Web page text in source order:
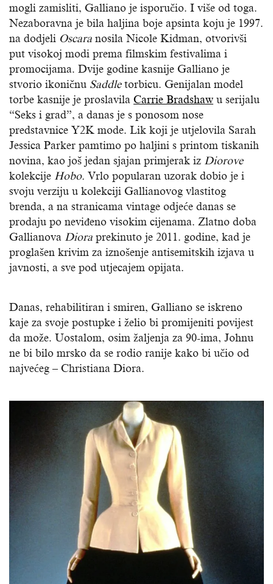
mogli zamisliti, Galliano je isporučio. I više od toga.
Nezaboravna je bila haljina boje apsinta koju je 1997.
na dodjeli Oscara nosila Nicole Kidman, otvorivši
put visokoj modi prema filmskim festivalima i
promocijama. Dvije godine kasnije Galliano je
stvorio ikoničnu Saddletorbicu. Genijalan model
torbe kasnije je proslavila Carrie Bradshaw u serijalu
“Seks i grad”, a danas je s ponosom nose
predstavnice Y2K mode. Lik koji je utjelovila Sarah
Jessica Parker pamtimo po haljini s printom tiskanih
novina, kao još jedan sjajan primjerak iz Diorove
kolekcije Hobo. Vrlo popularan uzorak dobio je i
svoju verziju u kolekciji Gallianovog vlastitog
brenda, a na stranicama vintage odjeće danas se
prodaju po neviđeno visokim cijenama. Zlatno doba
Gallianova Diora prekinuto je 2011. godine, kad je
proglašen krivim za iznošenje antisemitskih izjava u
javnosti, a sve pod utjecajem opijata.
Danas, rehabilitiran i smiren, Galliano se iskreno
kaje za svoje postupke i želio bi promijeniti povijest
da može. Uostalom, osim žaljenja za 90-ima, Johnu
ne bi bilo mrsko da se rodio ranije kako bi učio od
najvećeg – Christiana Diora.